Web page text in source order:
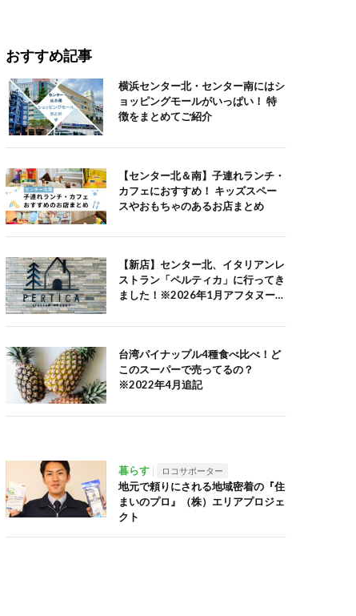
おすすめ記事
横浜センター北・センター南にはシ
ョッピングモールがいっぱい！ 特
徴をまとめてご紹介
【センター北＆南】子連れランチ・
カフェにおすすめ！ キッズスペー
スやおもちゃのあるお店まとめ
【新店】センター北、イタリアンレ
ストラン「ペルティカ」に行ってき
ました！※2026年1月アフタヌーン
台湾パイナップル4種食べ比べ！ど
このスーパーで売ってるの？
※2022年4月追記
暮らす ロコサポーター
地元で頼りにされる地域密着の『住
まいのプロ』（株）エリアプロジェ
クト